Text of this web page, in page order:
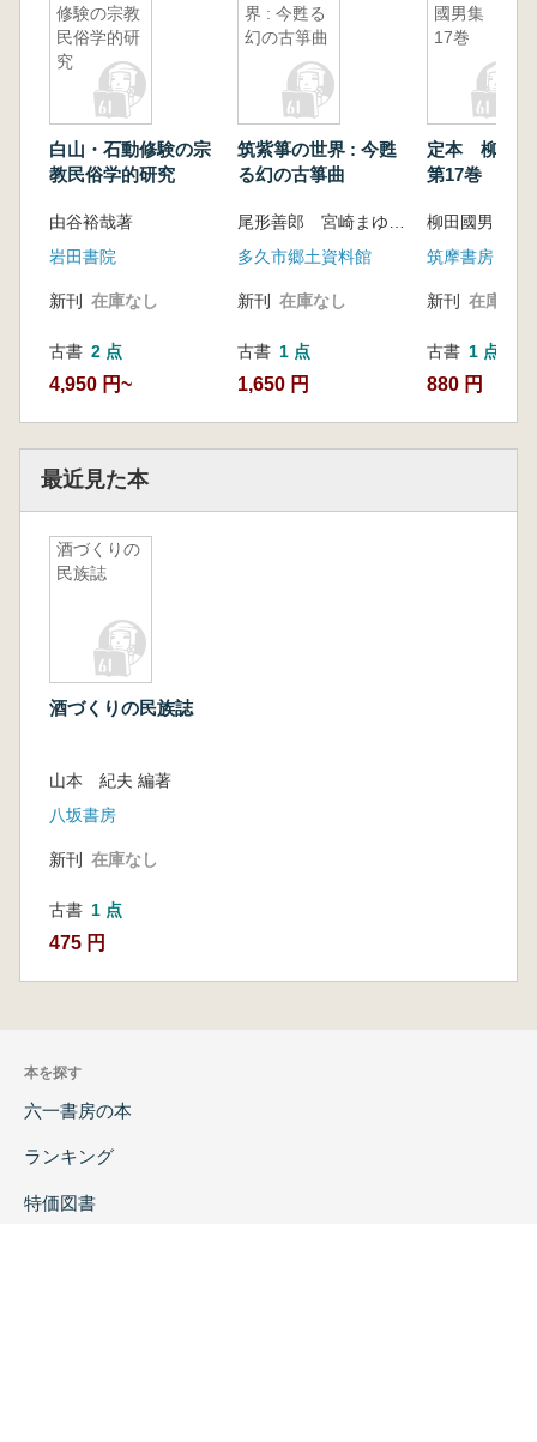
修験の宗教
民俗学的研
究
白山・石動修験の宗
教民俗学的研究
由谷裕哉著
岩田書院
新刊 在庫なし
古書 2 点
4,950 円~
界 : 今甦る
幻の古箏曲
筑紫箏の世界 : 今甦
る幻の古箏曲
多久市郷土資料館
新刊 在庫なし
古書 1 点
1,650 円
國男集 第
17巻
定本 柳田
第17巻
柳田國男
筑摩書房
新刊 在庫なし
古書 1 点
880 円
最近見た本
酒づくりの
民族誌
酒づくりの民族誌
山本 紀夫 編著
八坂書房
新刊 在庫なし
古書 1 点
475 円
本を探す
六一書房の本
ランキング
特価図書